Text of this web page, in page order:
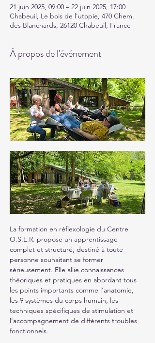
21 juin 2025, 09:00 – 22 juin 2025, 17:00
Chabeuil, Le bois de l'utopie, 470 Chem.
des Blanchards, 26120 Chabeuil, France
À propos de l'événement
La formation en réflexologie du Centre
O.S.E.R. propose un apprentissage
complet et structuré, destiné à toute
personne souhaitant se former
sérieusement. Elle allie connaissances
théoriques et pratiques en abordant tous
les points importants comme l'anatomie,
les 9 systèmes du corps humain, les
techniques spécifiques de stimulation et
l'accompagnement de différents troubles
fonctionnels.